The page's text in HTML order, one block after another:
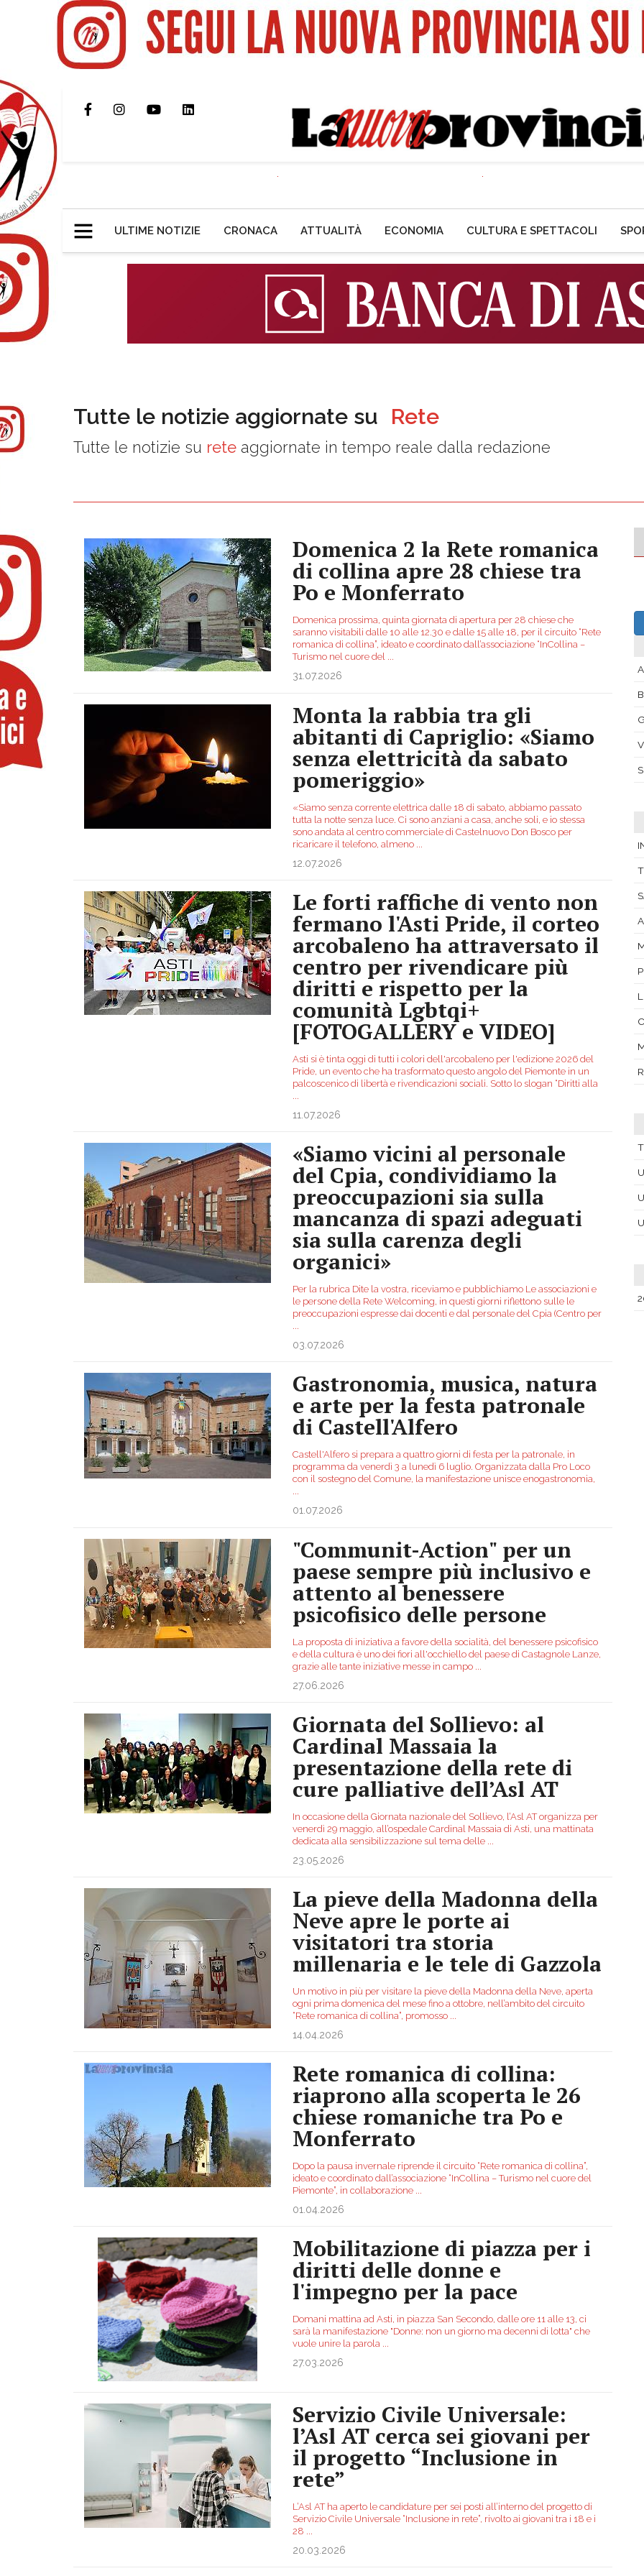
ULTIME NOTIZIE CRONACA ATTUALITÀ ECONOMIA CULTURA E SPETTACOLI
Tutte le notizie aggiornate su Rete
Tutte le notizie su rete aggiornate in tempo reale dalla redazione
Domenica 2 la Rete romanica
di collina apre 28 chiese tra
Po e Monferrato
Domenica prossima, quinta giornata di apertura per 28 chiese che
saranno visitabili dalle 10 alle 12.30 e dalle 15 alle 18, per il circuito “Rete
romanica di collina”, ideato e coordinato dall’associazione “InCollina –
Turismo nel cuore del
31.07.2026
Monta la rabbia tra gli
abitanti di Capriglio: «Siamo
senza elettricità da sabato
pomeriggio»
«Siamo senza corrente elettrica dalle 18 di sabato, abbiamo passato
tutta la notte senza luce. Ci sono anziani a casa, anche soli, e io stessa
sono andata al centro commerciale di Castelnuovo Don Bosco per
ricaricare il telefono, almeno
12.07.2026
Le forti raffiche di vento non
fermano l'Asti Pride, il corteo
arcobaleno ha attraversato il
centro per rivendicare più
diritti e rispetto per la
comunità Lgbtqi+
[FOTOGALLERY e VIDEO]
Asti si è tinta oggi di tutti i colori dell'arcobaleno per l'edizione 2026 del
Pride, un evento che ha trasformato questo angolo del Piemonte in un
palcoscenico di libertà e rivendicazioni sociali. Sotto lo slogan “Diritti alla
11.07.2026
«Siamo vicini al personale
del Cpia, condividiamo la
preoccupazioni sia sulla
mancanza di spazi adeguati
sia sulla carenza degli
organici»
Per la rubrica Dite la vostra, riceviamo e pubblichiamo Le associazioni e
le persone della Rete Welcoming, in questi giorni riflettono sulle le
preoccupazioni espresse dai docenti e dal personale del Cpia (Centro per
03.07.2026
Gastronomia, musica, natura
e arte per la festa patronale
di Castell'Alfero
Castell'Alfero si prepara a quattro giorni di festa per la patronale, in
programma da venerdì 3 a lunedì 6 luglio. Organizzata dalla Pro Loco
con il sostegno del Comune, la manifestazione unisce enogastronomia,
01.07.2026
"Communit-Action" per un
paese sempre più inclusivo e
attento al benessere
psicofisico delle persone
La proposta di iniziativa a favore della socialità, del benessere psicofisico
e della cultura è uno dei fiori all'occhiello del paese di Castagnole Lanze,
grazie alle tante iniziative messe in campo
27.06.2026
Giornata del Sollievo: al
Cardinal Massaia la
presentazione della rete di
cure palliative dell’Asl AT
In occasione della Giornata nazionale del Sollievo, l’Asl AT organizza per
venerdì 29 maggio, all’ospedale Cardinal Massaia di Asti, una mattinata
dedicata alla sensibilizzazione sul tema delle
23.05.2026
La pieve della Madonna della
Neve apre le porte ai
visitatori tra storia
millenaria e le tele di Gazzola
Un motivo in più per visitare la pieve della Madonna della Neve, aperta
ogni prima domenica del mese fino a ottobre, nell’ambito del circuito
“Rete romanica di collina”, promosso
14.04.2026
Rete romanica di collina:
riaprono alla scoperta le 26
chiese romaniche tra Po e
Monferrato
Dopo la pausa invernale riprende il circuito “Rete romanica di collina”,
ideato e coordinato dall’associazione “InCollina – Turismo nel cuore del
Piemonte”, in collaborazione
01.04.2026
Mobilitazione di piazza per i
diritti delle donne e
l'impegno per la pace
Domani mattina ad Asti, in piazza San Secondo, dalle ore 11 alle 13, ci
sarà la manifestazione "Donne: non un giorno ma decenni di lotta" che
vuole unire la parola
27.03.2026
Servizio Civile Universale:
l’Asl AT cerca sei giovani per
il progetto “Inclusione in
rete”
L’Asl AT ha aperto le candidature per sei posti all’interno del progetto di
Servizio Civile Universale “Inclusione in rete”, rivolto ai giovani tra i 18 e i
28
20.03.2026